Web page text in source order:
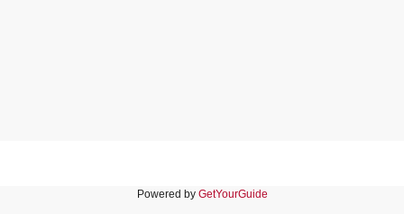
Powered by GetYourGuide